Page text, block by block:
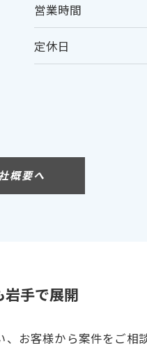
営業時間
定休日
概要へ
手で展開
お客様から案件をご相